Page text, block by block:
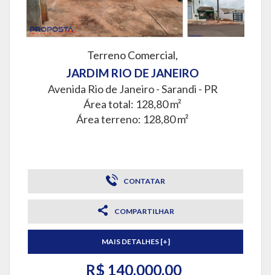
Terreno Comercial,
JARDIM RIO DE JANEIRO
Avenida Rio de Janeiro -Sarandi - PR
Área total: 128,80 m²
Área terreno: 128,80 m²
CONTATAR
COMPARTILHAR
MAIS DETALHES [+]
R$ 140.000,00